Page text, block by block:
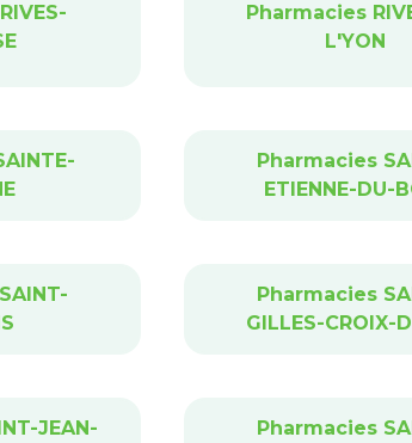
Pharmacies
L'YON
Pharmacies
ETIENNE-DU-
Pharmacies
GILLES-CROIX-
JEAN-
Pharmacies